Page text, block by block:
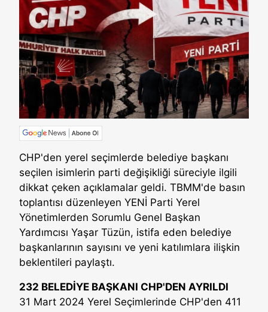
CHP'den yerel seçimlerde belediye başkanı
seçilen isimlerin parti değişikliği süreciyle ilgili
dikkat çeken açıklamalar geldi. TBMM'de basın
toplantısı düzenleyen YENİ Parti Yerel
Yönetimlerden Sorumlu Genel Başkan
Yardımcısı Yaşar Tüzün, istifa eden belediye
başkanlarının sayısını ve yeni katılımlara ilişkin
beklentileri paylaştı.
232 BELEDİYE BAŞKANI CHP'DEN AYRILDI
31 Mart 2024 Yerel Seçimlerinde CHP'den 411